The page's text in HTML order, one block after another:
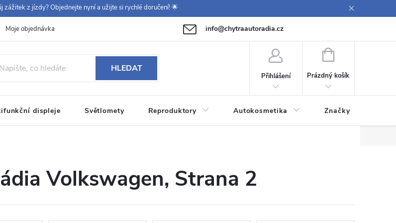
zážitek z jízdy? Objednejte nyní a užijte si rychlé doručení! 🌟
+420 771 149 411 (Po-Pá 09:00-12:00, 12:30-14:00)
info@chytraautoradia.cz
Moje objednávka
HLEDAT
Přihlášení
NÁKUPNÍ
Prázdný košík
displeje Světlomety Reproduktory Autokosmetika Značky
Volkswagen, Strana 2